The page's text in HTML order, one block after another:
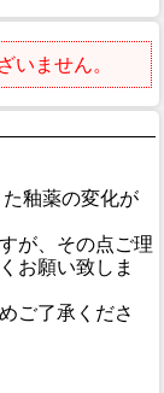
いません。
釉薬の変化が
が、その点ご理
お願い致しま
ご了承くださ